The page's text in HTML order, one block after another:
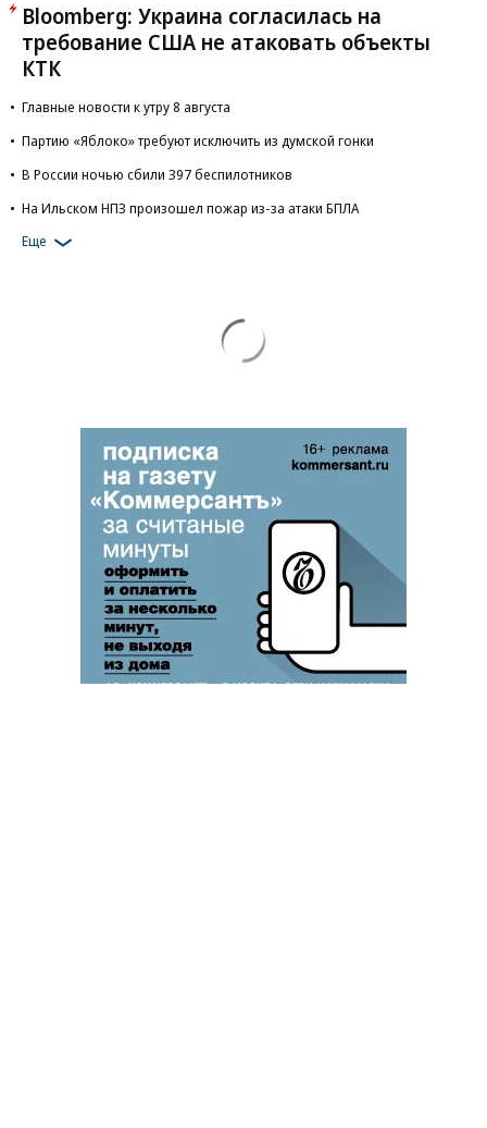
Bloomberg: Украина согласилась на
требование США не атаковать объекты
КТК
Главные новости к утру 8 августа
Партию «Яблоко» требуют исключить из думской гонки
В России ночью сбили 397 беспилотников
На Ильском НПЗ произошел пожар из-за атаки БПЛА
Еще